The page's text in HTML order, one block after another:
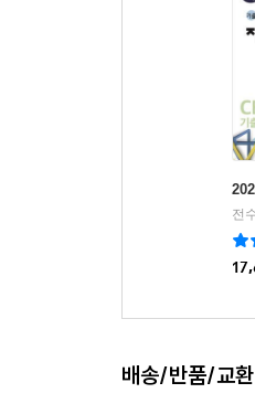
전
배송/반품/교